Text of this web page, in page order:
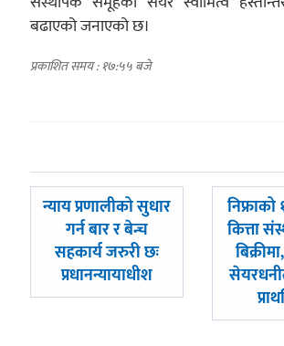
बढाएको जनाएको छ।
प्रकाशित समय : १७:५५ बजे
पछिल्लाे
न्याय प्रणालीको सुधार
गर्न बार र बेन्च
सहकार्य जरुरी छः
प्रधानन्यायाधीश
अघिल्लाे
-कित्ता